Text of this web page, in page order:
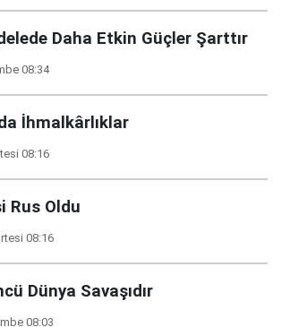
Daha Etkin Güçler Şarttır
08:34
İhmalkârlıklar
08:16
Rus Oldu
08:16
Dünya Savaşıdır
08:03